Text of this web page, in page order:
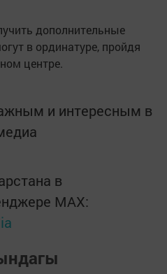
дополнительные
в ординатуре, пройдя
центре.
и интересным в
в
MАХ: